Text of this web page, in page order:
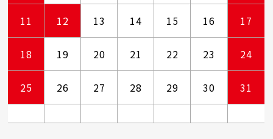
11 12 13 14 15 16 17
18 19 20 21 22 23 24
25 26 27 28 29 30 31